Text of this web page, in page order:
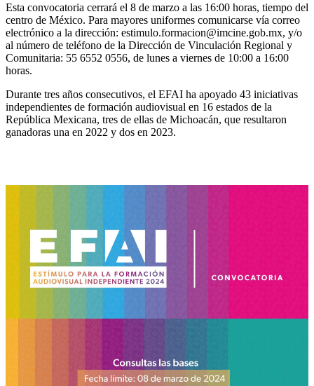
Esta convocatoria cerrará el 8 de marzo a las 16:00 horas, tiempo del
centro de México. Para mayores uniformes comunicarse vía correo
electrónico a la dirección: estimulo.formacion@imcine.gob.mx, y/o
al número de teléfono de la Dirección de Vinculación Regional y
Comunitaria: 55 6552 0556, de lunes a viernes de 10:00 a 16:00
horas.
Durante tres años consecutivos, el EFAI ha apoyado 43 iniciativas
independientes de formación audiovisual en 16 estados de la
República Mexicana, tres de ellas de Michoacán, que resultaron
ganadoras una en 2022 y dos en 2023.